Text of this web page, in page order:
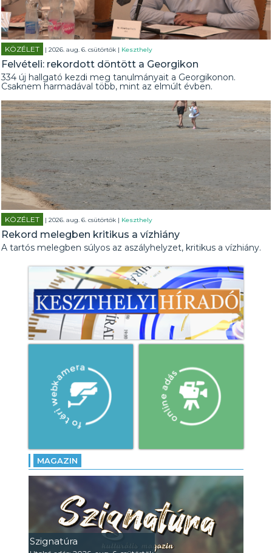
KÖZÉLET | 2026. aug. 6. csütörtök | Keszthely
Felvételi: rekordott döntött a Georgikon
334 új hallgató kezdi meg tanulmányait a Georgikonon.
Csaknem harmadával több, mint az elmúlt évben.
KÖZÉLET | 2026. aug. 6. csütörtök | Keszthely
Rekord melegben kritikus a vízhiány
A tartós melegben súlyos az aszályhelyzet, kritikus a vízhiány.
MAGAZIN
Szignatúra